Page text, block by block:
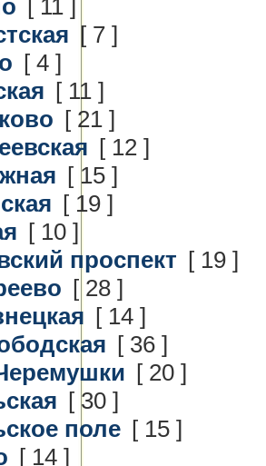
[ 11 ]
[ 7 ]
[ 4 ]
[ 11 ]
[ 21 ]
[ 12 ]
[ 15 ]
[ 19 ]
[ 10 ]
проспект [ 19 ]
[ 28 ]
[ 14 ]
[ 36 ]
[ 20 ]
[ 30 ]
поле [ 15 ]
[ 14 ]